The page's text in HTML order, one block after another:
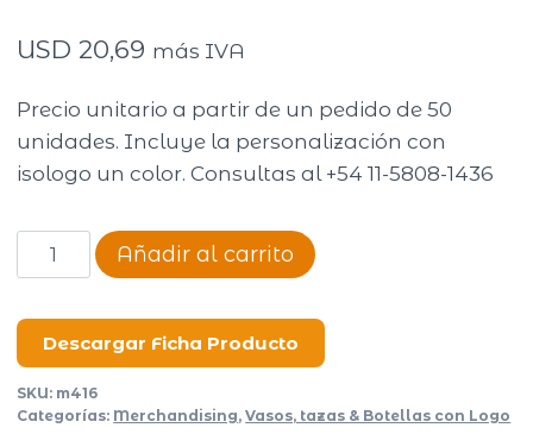
USD 20,69 más IVA
Precio unitario a partir de un pedido de 50
unidades. Incluye la personalización con
isologo un color. Consultas al +54 11-5808-1436
Termo
500ml
cantidad
Añadir al carrito
Descargar Ficha Producto
SKU: m416
Categorías: Merchandising,Vasos, tazas & Botellas con Logo